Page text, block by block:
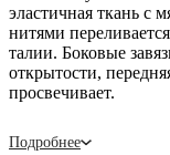
эластичная ткань с
нитями
талии. Боковые
открытости,
просвечивает.
Подробнее